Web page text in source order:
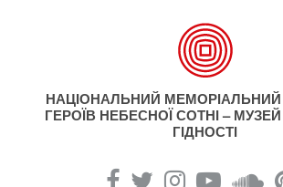
НАЦІОНАЛЬНИЙ
ГЕРОЇВ НЕБЕСНОЇ СОТНІ –
ГІДНОСТІ